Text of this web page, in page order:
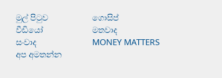
මුල් පිටුව
ගොසිප්
වීඩියෝ
මතවාද
සංවාද
MONEY MATTERS
අප අමතන්න